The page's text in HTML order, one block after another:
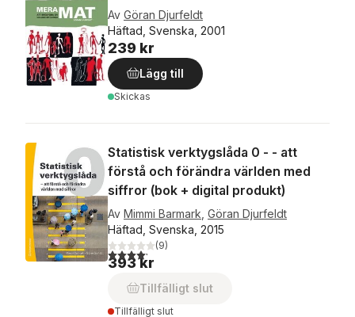
Av Göran Djurfeldt
Häftad, Svenska, 2001
239 kr
Lägg till
Skickas
Statistisk verktygslåda 0 - - att
förstå och förändra världen med
siffror (bok + digital produkt)
Av Mimmi Barmark Göran Djurfeldt
Häftad, Svenska, 2015
4,2utav 5 stjärnor. Totalt antal röster:
(9)
393 kr
Tillfälligt slut
Tillfälligt slut